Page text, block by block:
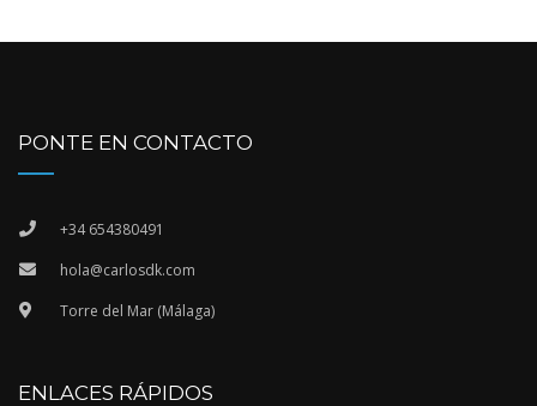
PONTE EN CONTACTO
+34 654380491
hola@carlosdk.com
Torre del Mar (Málaga)
ENLACES RÁPIDOS